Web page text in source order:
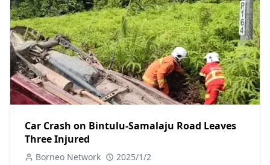
Car Crash on Bintulu-Samalaju Road Leaves
Three Injured
Borneo Network 2025/1/2